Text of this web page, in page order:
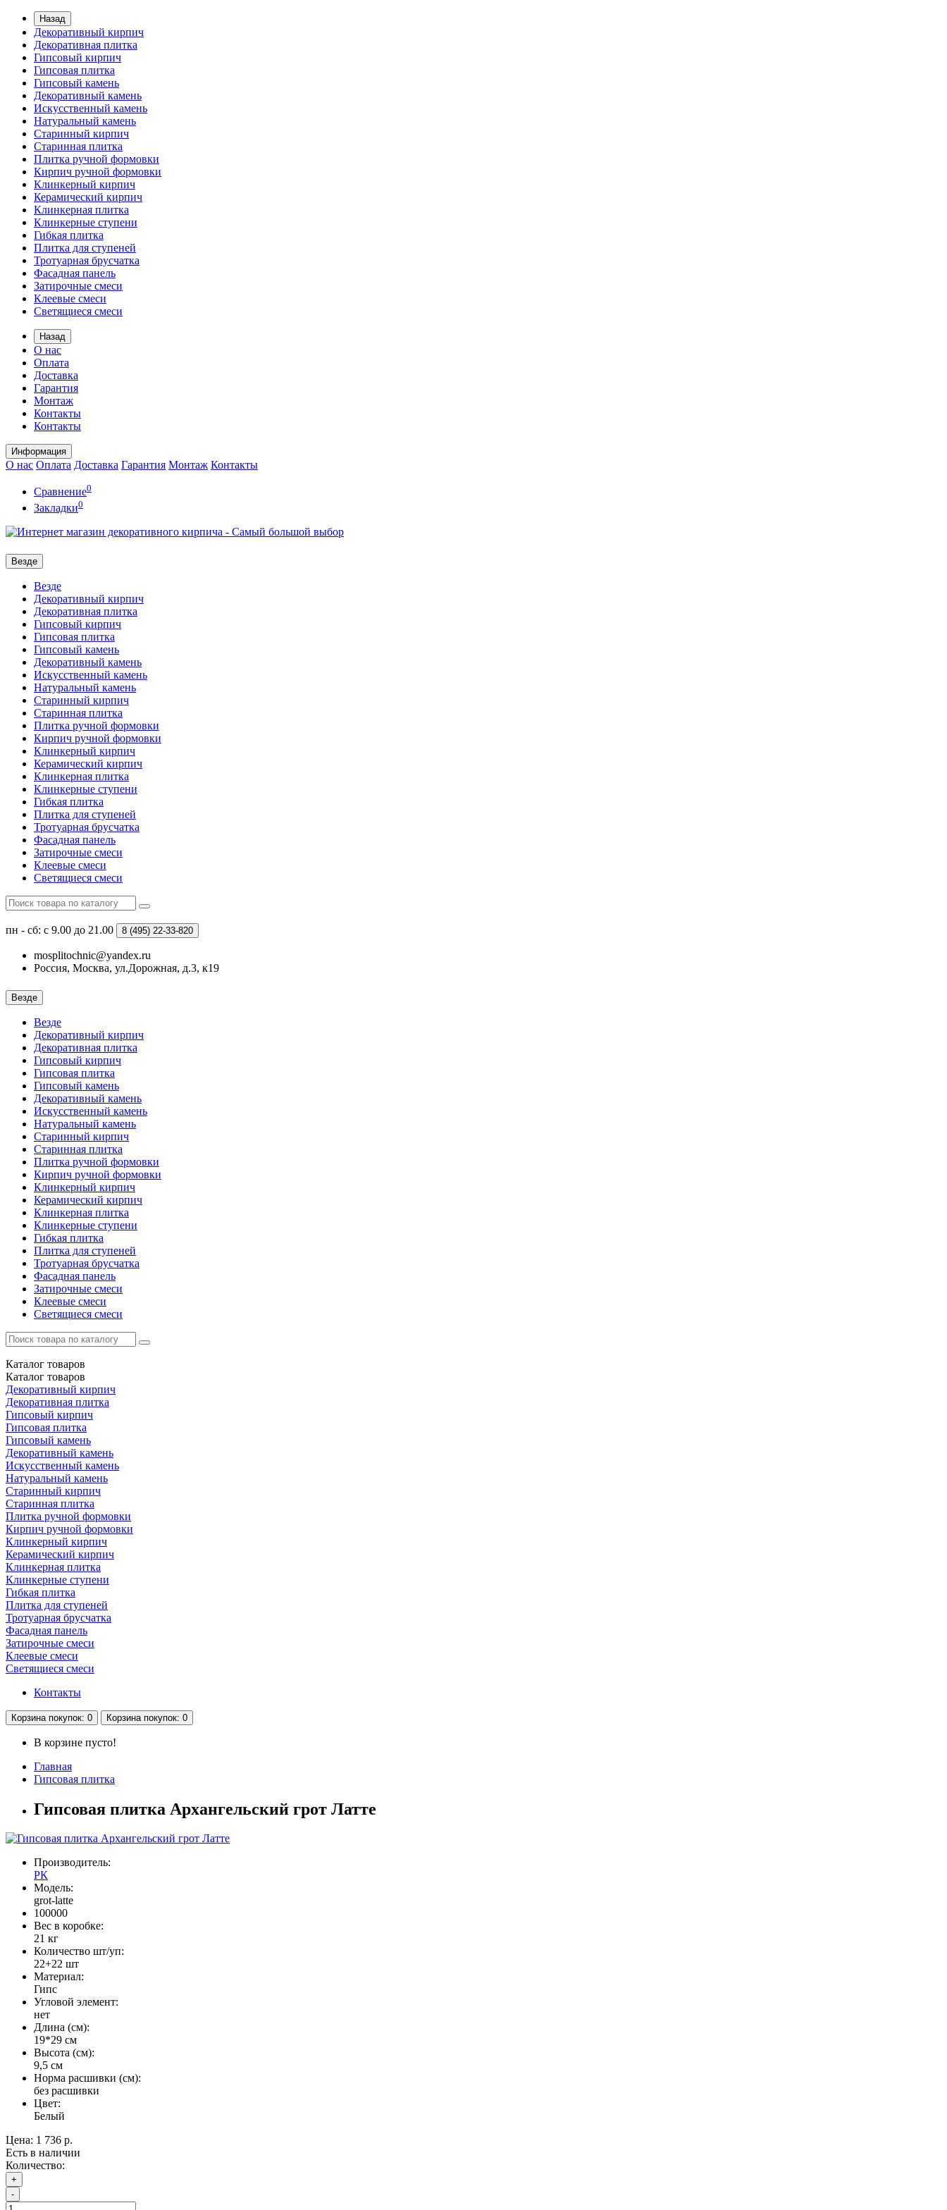
Назад
Декоративный кирпич
Декоративная плитка
Гипсовый кирпич
Гипсовая плитка
Гипсовый камень
Декоративный камень
Искусственный камень
Натуральный камень
Старинный кирпич
Старинная плитка
Плитка ручной формовки
Кирпич ручной формовки
Клинкерный кирпич
Керамический кирпич
Клинкерная плитка
Клинкерные ступени
Гибкая плитка
Плитка для ступеней
Тротуарная брусчатка
Фасадная панель
Затирочные смеси
Клеевые смеси
Светящиеся смеси
Назад
О нас
Оплата
Доставка
Гарантия
Монтаж
Контакты
Контакты
Информация
О нас Оплата Доставка Гарантия Монтаж Контакты
Сравнение0
Закладки0
Везде
Везде
Декоративный кирпич
Декоративная плитка
Гипсовый кирпич
Гипсовая плитка
Гипсовый камень
Декоративный камень
Искусственный камень
Натуральный камень
Старинный кирпич
Старинная плитка
Плитка ручной формовки
Кирпич ручной формовки
Клинкерный кирпич
Керамический кирпич
Клинкерная плитка
Клинкерные ступени
Гибкая плитка
Плитка для ступеней
Тротуарная брусчатка
Фасадная панель
Затирочные смеси
Клеевые смеси
Светящиеся смеси
пн - сб: с 9.00 до 21.00 8 (495) 22-33-820
mosplitochnic@yandex.ru
Россия, Москва, ул.Дорожная, д.3, к19
Везде
Везде
Декоративный кирпич
Декоративная плитка
Гипсовый кирпич
Гипсовая плитка
Гипсовый камень
Декоративный камень
Искусственный камень
Натуральный камень
Старинный кирпич
Старинная плитка
Плитка ручной формовки
Кирпич ручной формовки
Клинкерный кирпич
Керамический кирпич
Клинкерная плитка
Клинкерные ступени
Гибкая плитка
Плитка для ступеней
Тротуарная брусчатка
Фасадная панель
Затирочные смеси
Клеевые смеси
Светящиеся смеси
Каталог товаров
Каталог товаров
Декоративный кирпич
Декоративная плитка
Гипсовый кирпич
Гипсовая плитка
Гипсовый камень
Декоративный камень
Искусственный камень
Натуральный камень
Старинный кирпич
Старинная плитка
Плитка ручной формовки
Кирпич ручной формовки
Клинкерный кирпич
Керамический кирпич
Клинкерная плитка
Клинкерные ступени
Гибкая плитка
Плитка для ступеней
Тротуарная брусчатка
Фасадная панель
Затирочные смеси
Клеевые смеси
Светящиеся смеси
Контакты
Корзина покупок: 0 Корзина покупок: 0
В корзине пусто!
Главная
Гипсовая плитка
Гипсовая плитка Архангельский грот Латте
Производитель:
РК
Модель:
grot-latte
100000
Вес в коробке:
21 кг
Количество шт/уп:
22+22 шт
Материал:
Гипс
Угловой элемент:
нет
Длина (см):
19*29 см
Высота (см):
9,5 см
Норма расшивки (см):
без расшивки
Цвет:
Белый
Цена: 1 736 р.
Есть в наличии
Количество:
+
-